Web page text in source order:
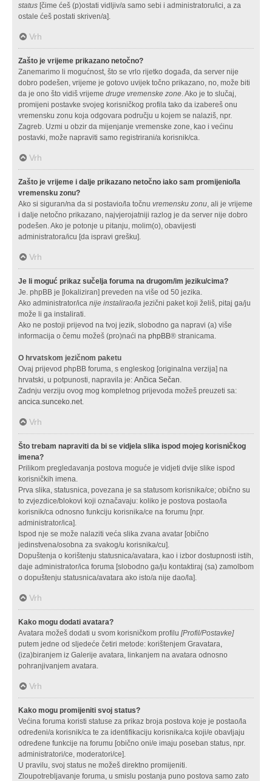
status [čime ćeš (p)ostati vidljiv/a samo sebi i administratoru/ici, a za
ostale ćeš postati skriven/a].
Vrh
Zašto je vrijeme prikazano netočno?
Zanemarimo li mogućnost, što se vrlo rijetko događa, da server nije
dobro podešen, vrijeme je gotovo uvijek točno prikazano, no, može biti
da je ono što vidiš vrijeme druge vremenske zone. Ako je to slučaj,
promijeni postavke svojeg korisničkog profila tako da izabereš onu
vremensku zonu koja odgovara području u kojem se nalaziš, npr.
Zagreb. Uzmi u obzir da mijenjanje vremenske zone, kao i većinu
postavki, može napraviti samo registrirani/a korisnik/ca.
Vrh
Zašto je vrijeme i dalje prikazano netočno iako sam promijenio/la
vremensku zonu?
Ako si siguran/na da si postavio/la točnu vremensku zonu, ali je vrijeme
i dalje netočno prikazano, najvjerojatniji razlog je da server nije dobro
podešen. Ako je potonje u pitanju, molim(o), obavijesti
administratora/icu [da ispravi grešku].
Vrh
Je li moguć prikaz sučelja foruma na drugom/im jeziku/cima?
Je. phpBB je [lokaliziran] preveden na više od 50 jezika.
Ako administrator/ica nije instalirao/la jezični paket koji želiš, pitaj ga/ju
može li ga instalirati.
Ako ne postoji prijevod na tvoj jezik, slobodno ga napravi (a) više
informacija o čemu možeš (pro)naći na phpBB® stranicama.
O hrvatskom jezičnom paketu
Ovaj prijevod phpBB foruma, s engleskog [originalna verzija] na
hrvatski, u potpunosti, napravila je: Ančica Sečan.
Zadnju verziju ovog mog kompletnog prijevoda možeš preuzeti sa:
ancica.sunceko.net.
Vrh
Što trebam napraviti da bi se vidjela slika ispod mojeg korisničkog
imena?
Prilikom pregledavanja postova moguće je vidjeti dvije slike ispod
korisničkih imena.
Prva slika, statusnica, povezana je sa statusom korisnika/ce; obično su
to zvjezdice/blokovi koji označavaju: koliko je postova postao/la
korisnik/ca odnosno funkciju korisnika/ce na forumu [npr.
administrator/ica].
Ispod nje se može nalaziti veća slika zvana avatar [obično
jedinstvena/osobna za svakog/u korisnika/cu].
Dopuštenja o korištenju statusnica/avatara, kao i izbor dostupnosti istih,
daje administrator/ica foruma [slobodno ga/ju kontaktiraj (sa) zamolbom
o dopuštenju statusnica/avatara ako isto/a nije dao/la].
Vrh
Kako mogu dodati avatara?
Avatara možeš dodati u svom korisničkom profilu [Profil/Postavke]
putem jedne od sljedeće četiri metode: korištenjem Gravatara,
(iza)biranjem iz Galerije avatara, linkanjem na avatara odnosno
pohranjivanjem avatara.
Vrh
Kako mogu promijeniti svoj status?
Većina foruma koristi statuse za prikaz broja postova koje je postao/la
određeni/a korisnik/ca te za identifikaciju korisnika/ca koji/e obavljaju
određene funkcije na forumu [obično oni/e imaju poseban status, npr.
administratori/ce, moderatori/ce].
U pravilu, svoj status ne možeš direktno promijeniti.
Zloupotrebljavanje foruma, u smislu postanja puno postova samo zato